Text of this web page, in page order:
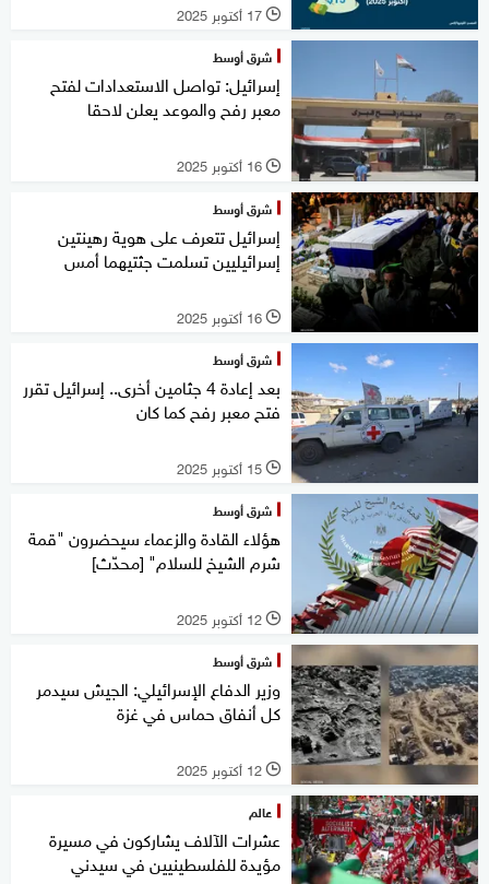
l 17 أكتوبر 2025
شرق أوسط
إسرائيل: تواصل الاستعدادات لفتح
معبر رفح والموعد يعلن لاحقا
l 16 أكتوبر 2025
شرق أوسط
إسرائيل تتعرف على هوية رهينتين
إسرائيليين تسلمت جثتيهما أمس
l 16 أكتوبر 2025
شرق أوسط
بعد إعادة 4 جثامين أخرى.. إسرائيل تقرر
فتح معبر رفح كما كان
l 15 أكتوبر 2025
شرق أوسط
هؤلاء القادة والزعماء سيحضرون "قمة
شرم الشيخ للسلام" [محدّث]
l 12 أكتوبر 2025
شرق أوسط
وزير الدفاع الإسرائيلي: الجيش سيدمر
كل أنفاق حماس في غزة
l 12 أكتوبر 2025
عالم
عشرات الآلاف يشاركون في مسيرة
مؤيدة للفلسطينيين في سيدني